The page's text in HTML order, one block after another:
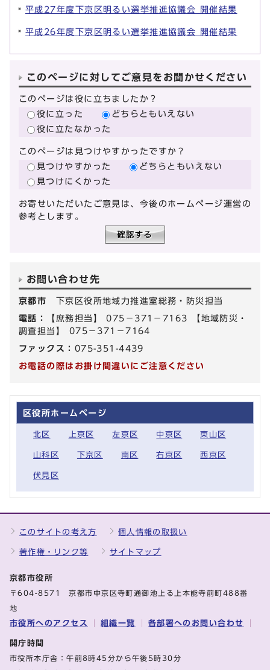
平成27年度下京区明るい選挙推進協議会 開催結果
平成26年度下京区明るい選挙推進協議会 開催結果
このページに対してご意見をお聞かせください
このページは役に立ちましたか？
役に立った
どちらともいえない
役に立たなかった
このページは見つけやすかったですか？
見つけやすかった
どちらともいえない
見つけにくかった
お寄せいただいたご意見は、今後のホームページ運営の
参考とします。
お問い合わせ先
京都市 下京区役所地域力推進室総務・防災担当
電話：
【庶務担当】 075－371－7163 【地域防災・
調査担当】 075－371－7164
ファックス： 075-351-4439
お電話の際はお掛け間違いにご注意ください
区役所ホームページ
北区 上京区 左京区 中京区 東山区
山科区 下京区 南区 右京区 西京区
伏見区
このサイトの考え方 個人情報の取扱い
著作権・リンク等 サイトマップ
京都市役所
〒604-8571 京都市中京区寺町通御池上る上本能寺前町488番
地
市役所へのアクセス 組織一覧 各部署へのお問い合わせ
開庁時間
市役所本庁舎：午前8時45分から午後5時30分